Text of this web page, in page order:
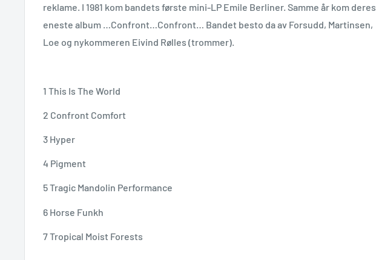
reklame. I 1981 kom bandets første mini-LP Emile Berliner. Samme år kom deres
eneste album …Confront…Confront… Bandet besto da av Forsudd, Martinsen,
Loe og nykommeren Eivind Rølles (trommer).
1 This Is The World
2 Confront Comfort
3 Hyper
4 Pigment
5 Tragic Mandolin Performance
6 Horse Funkh
7 Tropical Moist Forests